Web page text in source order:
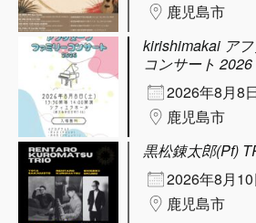
鹿児島市
kirishimakai ア
コンサート 2026
2026年8月8
鹿児島市
黒松錬太郎(Pf)
2026年8月10
鹿児島市